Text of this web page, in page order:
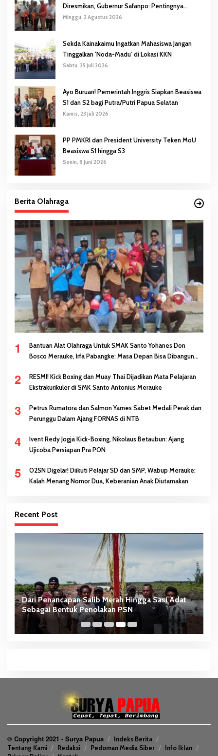
Diresmikan, Gubernur Safanpo: Pentingnya
Pendidikan Karakter
Minggu, 2 Agustus 2026
Sekda Kainakaimu Ingatkan Mahasiswa Jangan
Tinggalkan ‘Noda-Madu’ di Lokasi KKN
Sabtu, 25 Juli 2026
Ayo Buruan! Pemerintah Inggris Siapkan Beasiswa
S1 dan S2 bagi Putra/Putri Papua Selatan
Kamis, 23 Juli 2026
PP PMKRI dan President University Teken MoU
Beasiswa S1 hingga S3
Senin, 8 Juni 2026
Berita Olahraga
1
Bantuan Alat Olahraga Untuk SMAK Santo Yohanes Don
Bosco Merauke, Irfa Pabangke: Masa Depan Bisa Dibangun
2
RESMI! Kick Boxing dan Muay Thai Dijadikan Mata Pelajaran
Ekstrakurikuler di SMK Santo Antonius Merauke
3
Petrus Rumatora dan Salmon Yames Sabet Medali Perak dan
Perunggu Dalam Ajang FORNAS di NTB
4
Ivent Redy Jogja Kick-Boxing, Nikolaus Betaubun: Ajang
Ujicoba Persiapan Pra PON
5
O2SN Digelar! Diikuti Pelajar SD dan SMP, Wabup Merauke:
Kalah Menang Nomor Dua, Keberanian Anak Diutamakan
Recent Post
Dari Penancapan Salib Merah Hingga Sasi Adat
Sebagai Bentuk Penolakan PSN
© Copyright 2021 - Surya Papua
Indeks Berita
Tentang Kami
Redaksi Pedoman Media Siber
Info Iklan